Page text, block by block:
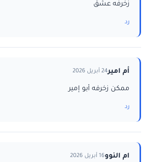
زخرفه عشق
رد
أم امير24 أبريل 2026
ممكن زخرفه أبو إمير
رد
ام النوو16 أبريل 2026